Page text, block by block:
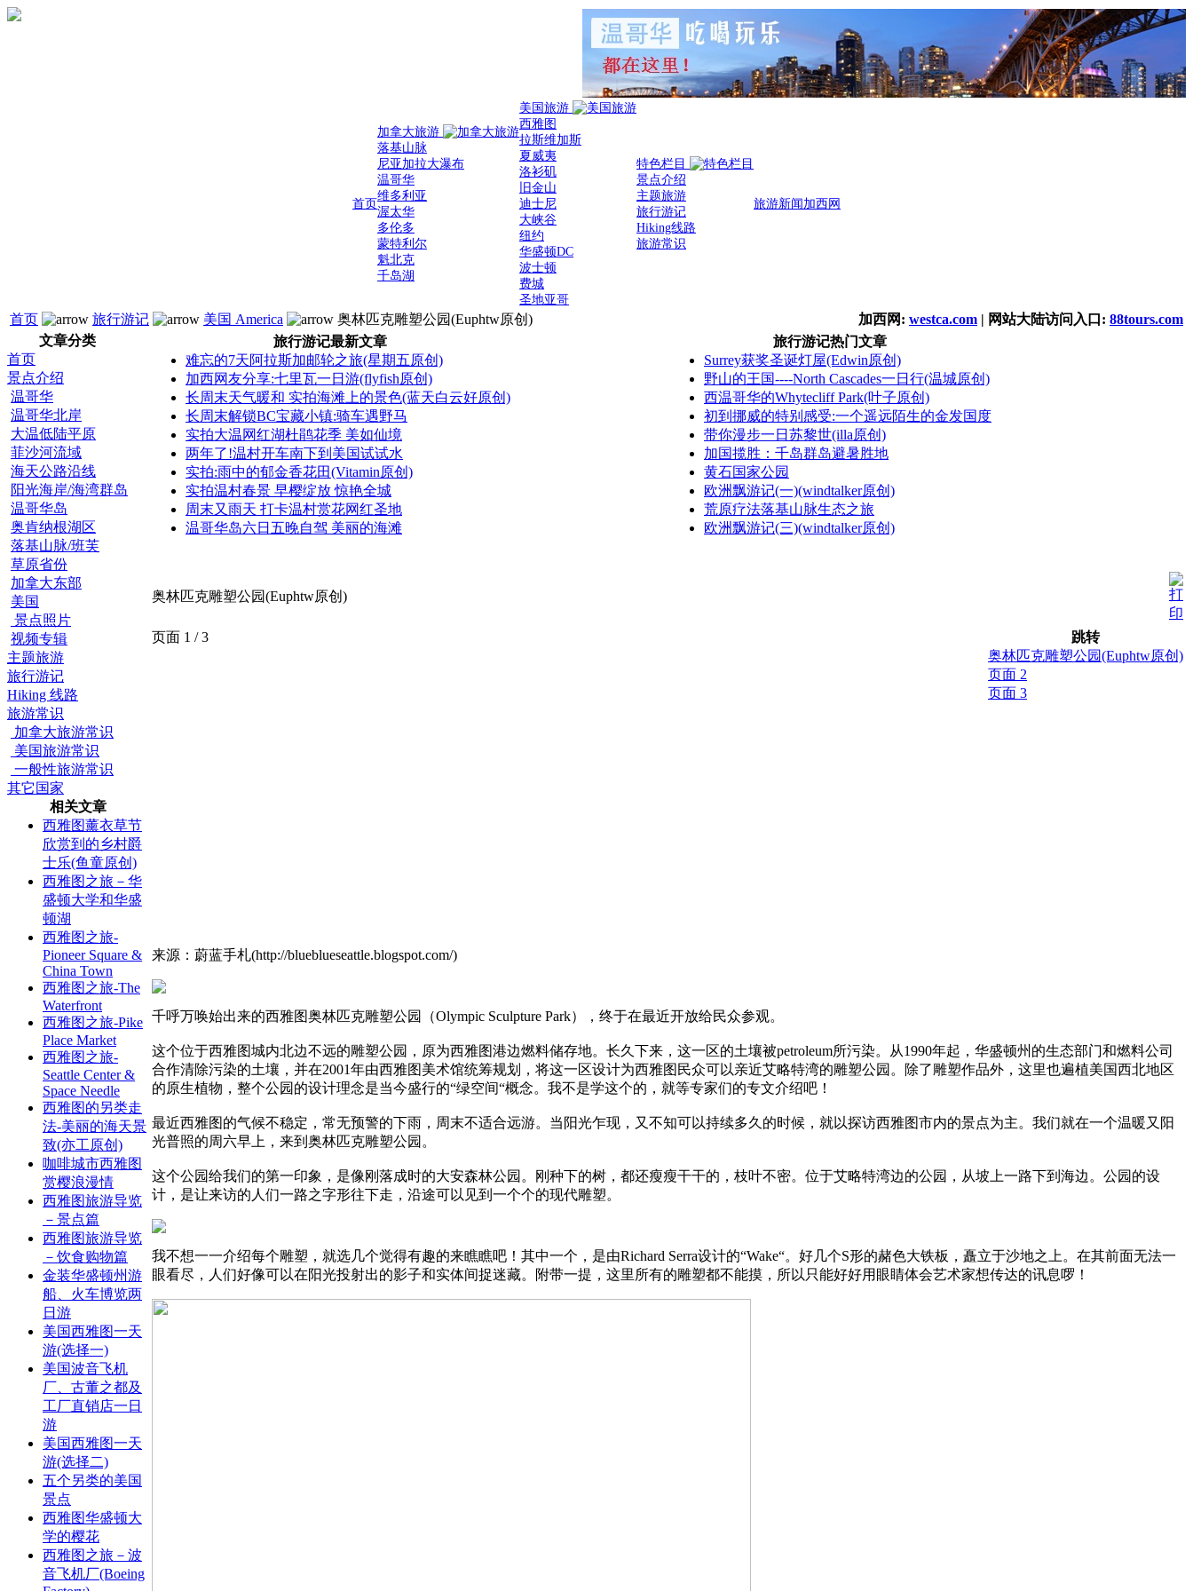
首页
加拿大旅游
落基山脉
尼亚加拉大瀑布
温哥华
维多利亚
渥太华
多伦多
蒙特利尔
魁北克
千岛湖
美国旅游
西雅图
拉斯维加斯
夏威夷
洛衫矶
旧金山
迪士尼
大峡谷
纽约
华盛顿DC
波士顿
费城
圣地亚哥
特色栏目
景点介绍
主题旅游
旅行游记
Hiking线路
旅游常识
旅游新闻 加西网
首页 旅行游记 美国 America 奥林匹克雕塑公园(Euphtw原创) 加西网: westca.com | 网站大陆访问入口: 88tours.com
文章分类
首页
景点介绍
温哥华
温哥华北岸
大温低陆平原
菲沙河流域
海天公路沿线
阳光海岸/海湾群岛
温哥华岛
奥肯纳根湖区
落基山脉/班芙
草原省份
加拿大东部
美国
景点照片
视频专辑
主题旅游
旅行游记
Hiking 线路
旅游常识
加拿大旅游常识
美国旅游常识
一般性旅游常识
其它国家
相关文章
西雅图薰衣草节
欣赏到的乡村爵
士乐(鱼童原创)
西雅图之旅－华
盛顿大学和华盛
顿湖
西雅图之旅-
Pioneer Square &
China Town
西雅图之旅-The
Waterfront
西雅图之旅-Pike
Place Market
西雅图之旅-
Seattle Center &
Space Needle
西雅图的另类走
法-美丽的海天景
致(亦工原创)
咖啡城市西雅图
赏樱浪漫情
西雅图旅游导览
－景点篇
西雅图旅游导览
－饮食购物篇
金装华盛顿州游
船、火车博览两
日游
美国西雅图一天
游(选择一)
美国波音飞机
厂、古董之都及
工厂直销店一日
游
美国西雅图一天
游(选择二)
五个另类的美国
景点
西雅图华盛顿大
学的樱花
西雅图之旅－波
音飞机厂(Boeing
旅行游记最新文章
难忘的7天阿拉斯加邮轮之旅(星期五原创)
加西网友分享:七里瓦一日游(flyfish原创)
长周末天气暖和 实拍海滩上的景色(蓝天白云好原创)
长周末解锁BC宝藏小镇:骑车遇野马
实拍大温网红湖杜鹃花季 美如仙境
两年了!温村开车南下到美国试试水
实拍:雨中的郁金香花田(Vitamin原创)
实拍温村春景 早樱绽放 惊艳全城
周末又雨天 打卡温村赏花网红圣地
温哥华岛六日五晚自驾 美丽的海滩
旅行游记热门文章
Surrey获奖圣诞灯屋(Edwin原创)
野山的王国----North Cascades一日行(温城原创)
西温哥华的Whytecliff Park(叶子原创)
初到挪威的特别感受:一个遥远陌生的金发国度
带你漫步一日苏黎世(illa原创)
加国揽胜：千岛群岛避暑胜地
黄石国家公园
欧洲飘游记(一)(windtalker原创)
荒原疗法落基山脉生态之旅
欧洲飘游记(三)(windtalker原创)
奥林匹克雕塑公园(Euphtw原创)
跳转
奥林匹克雕塑公园(Euphtw原创)
页面 2
页面 3
页面 1 / 3
来源：蔚蓝手札(http://blueblueseattle.blogspot.com/)
千呼万唤始出来的西雅图奥林匹克雕塑公园（Olympic Sculpture Park），终于在最近开放给民众参观。
这个位于西雅图城内北边不远的雕塑公园，原为西雅图港边燃料储存地。长久下来，这一区的土壤被petroleum所污染。从1990年起，华盛顿州的生态部门和燃料公司
合作清除污染的土壤，并在2001年由西雅图美术馆统筹规划，将这一区设计为西雅图民众可以亲近艾略特湾的雕塑公园。除了雕塑作品外，这里也遍植美国西北地区
的原生植物，整个公园的设计理念是当今盛行的“绿空间“概念。我不是学这个的，就等专家们的专文介绍吧！
最近西雅图的气候不稳定，常无预警的下雨，周末不适合远游。当阳光乍现，又不知可以持续多久的时候，就以探访西雅图市内的景点为主。我们就在一个温暖又阳
光普照的周六早上，来到奥林匹克雕塑公园。
这个公园给我们的第一印象，是像刚落成时的大安森林公园。刚种下的树，都还瘦瘦干干的，枝叶不密。位于艾略特湾边的公园，从坡上一路下到海边。公园的设
计，是让来访的人们一路之字形往下走，沿途可以见到一个个的现代雕塑。
我不想一一介绍每个雕塑，就选几个觉得有趣的来瞧瞧吧！其中一个，是由Richard Serra设计的“Wake“。好几个S形的赭色大铁板，矗立于沙地之上。在其前面无法一
眼看尽，人们好像可以在阳光投射出的影子和实体间捉迷藏。附带一提，这里所有的雕塑都不能摸，所以只能好好用眼睛体会艺术家想传达的讯息啰！